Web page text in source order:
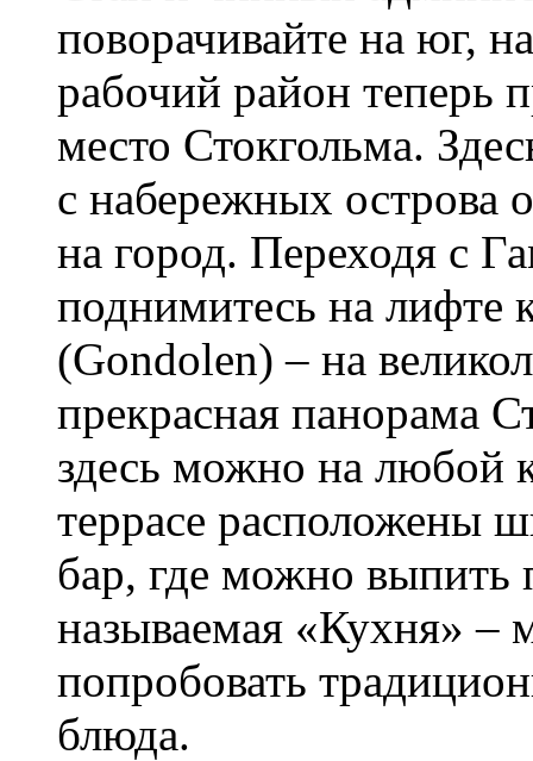
поворачивайте на юг,
рабочий район теперь
место Стокгольма.
с набережных острова
на город. Переходя с
поднимитесь на лифте
(Gondolen) – на
прекрасная панорама
здесь можно на любой
террасе расположены
бар, где можно выпить
называемая «Кухня» –
попробовать
блюда.